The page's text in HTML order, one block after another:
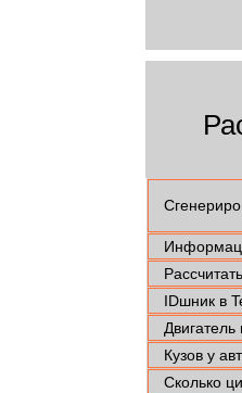
IDшник в
Кузов у
Сколько